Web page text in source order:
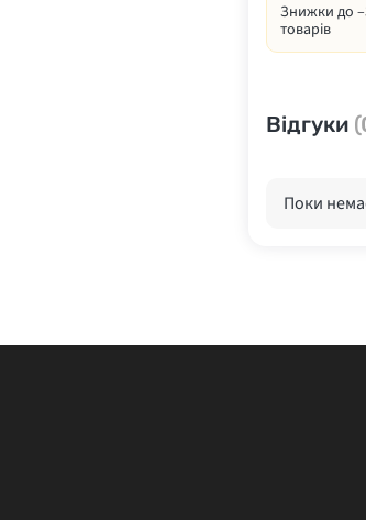
Знижки до
товарів
Відгуки
Поки